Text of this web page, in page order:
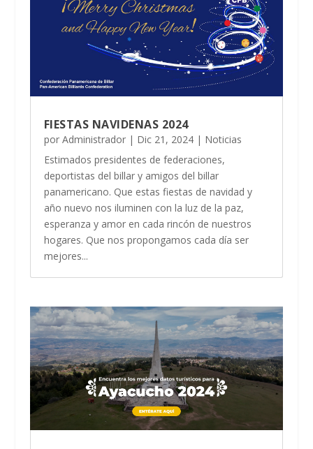
FIESTAS NAVIDENAS 2024
por Administrador| Dic 21, 2024| Noticias
Estimados presidentes de federaciones,
deportistas del billar y amigos del billar
panamericano. Que estas fiestas de navidad y
año nuevo nos iluminen con la luz de la paz,
esperanza y amor en cada rincón de nuestros
hogares. Que nos propongamos cada día ser
mejores...